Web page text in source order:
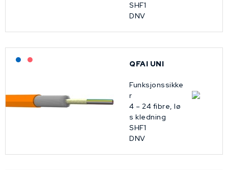
SHF1
DNV
Lagerført: NEK Kabel
QFAI UNI
Funksjonssikke
r
4 – 24 fibre, lø
s kledning
SHF1
DNV